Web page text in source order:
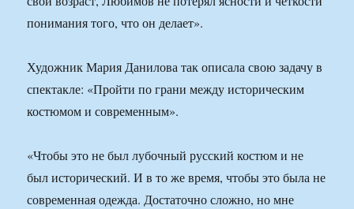
понимания того, что он делает».
Художник Мария Данилова так описала свою задачу в
спектакле: «Пройти по грани между историческим
костюмом и современным».
«Чтобы это не был лубочный русский костюм и не
был исторический. И в то же время, чтобы это была не
современная одежда. Достаточно сложно, но мне